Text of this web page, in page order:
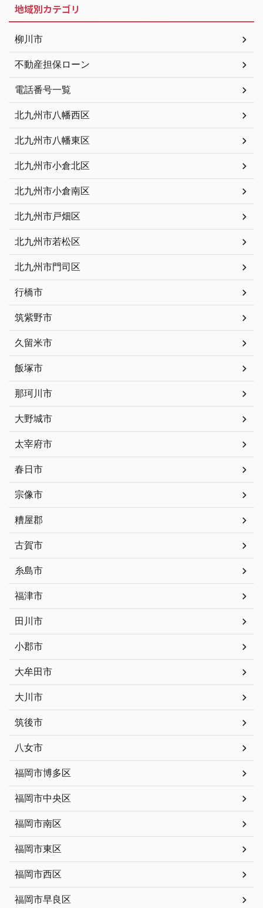
地域別カテゴリ
柳川市
不動産担保ローン
電話番号一覧
北九州市八幡西区
北九州市八幡東区
北九州市小倉北区
北九州市小倉南区
北九州市戸畑区
北九州市若松区
北九州市門司区
行橋市
筑紫野市
久留米市
飯塚市
那珂川市
大野城市
太宰府市
春日市
宗像市
糟屋郡
古賀市
糸島市
福津市
田川市
小郡市
大牟田市
大川市
筑後市
八女市
福岡市博多区
福岡市中央区
福岡市南区
福岡市東区
福岡市西区
福岡市早良区